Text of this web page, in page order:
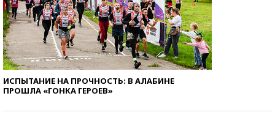
ИСПЫТАНИЕ НА ПРОЧНОСТЬ: В АЛАБИНЕ
ПРОШЛА «ГОНКА ГЕРОЕВ»